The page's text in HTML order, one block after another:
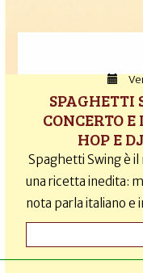
SPAGHETTI
CONCERTO
HOP E
Spaghetti Swing è
una ricetta inedita:
nota parla italiano e